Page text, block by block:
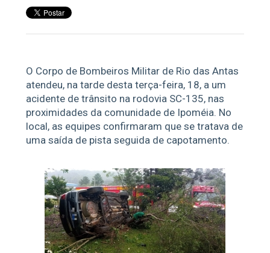
O Corpo de Bombeiros Militar de Rio das Antas
atendeu, na tarde desta terça-feira, 18, a um
acidente de trânsito na rodovia SC-135, nas
proximidades da comunidade de Ipoméia. No
local, as equipes confirmaram que se tratava de
uma saída de pista seguida de capotamento.